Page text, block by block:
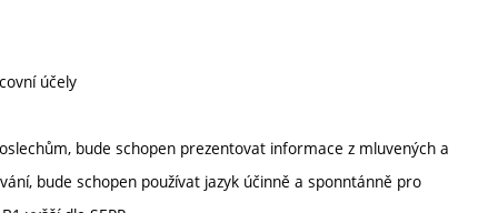
účely
bude schopen prezentovat informace z mluvených a
bude schopen používat jazyk účinně a sponntánně pro